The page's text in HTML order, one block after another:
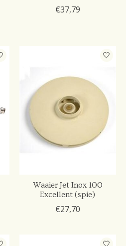
€37,79
Waaier Jet Inox 100
Excellent (spie)
€27,70